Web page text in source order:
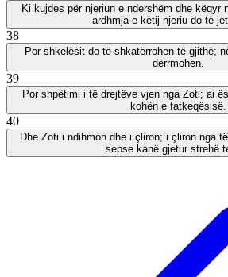
Ki kujdes për njeriun e ndershëm dhe këqyr
ardhmja e këtij njeriu do të
38
Por shkelësit do të shkatërrohen të gjithë;
dërrmohen.
39
Por shpëtimi i të drejtëve vjen nga Zoti; ai
kohën e fatkeqësisë.
40
Dhe Zoti i ndihmon dhe i çliron; i çliron nga
sepse kanë gjetur strehë